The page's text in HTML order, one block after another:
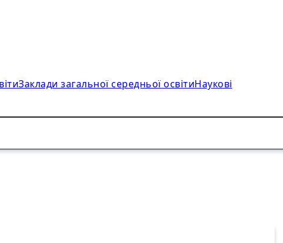
Заклади загальної середньої освітиНаукові